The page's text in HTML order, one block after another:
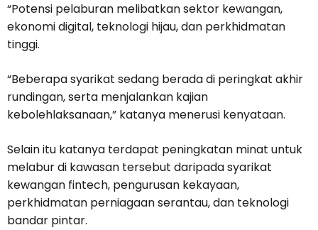
“Potensi pelaburan melibatkan sektor kewangan,
ekonomi digital, teknologi hijau, dan perkhidmatan
tinggi.
“Beberapa syarikat sedang berada di peringkat akhir
rundingan, serta menjalankan kajian
kebolehlaksanaan,” katanya menerusi kenyataan.
Selain itu katanya terdapat peningkatan minat untuk
melabur di kawasan tersebut daripada syarikat
kewangan fintech, pengurusan kekayaan,
perkhidmatan perniagaan serantau, dan teknologi
bandar pintar.